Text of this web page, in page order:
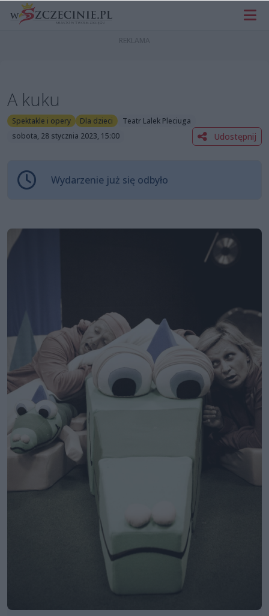
A kuku
Spektakle i opery Dla dzieci
Teatr Lalek Pleciuga
sobota, 28 stycznia 2023, 15:00
Udostępnij
Wydarzenie już się odbyło